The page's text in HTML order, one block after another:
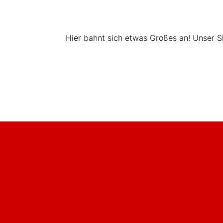
Hier bahnt sich etwas Großes an! Unser